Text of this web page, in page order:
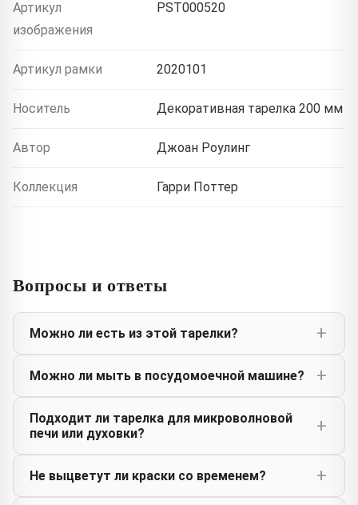
Артикул
изображения
PST000520
Артикул рамки 2020101
Носитель Декоративная тарелка 200 мм
Автор Джоан Роулинг
Коллекция Гарри Поттер
Вопросы и ответы
Можно ли есть из этой тарелки?
Можно ли мыть в посудомоечной машине?
Подходит ли тарелка для микроволновой
печи или духовки?
Не выцветут ли краски со временем?